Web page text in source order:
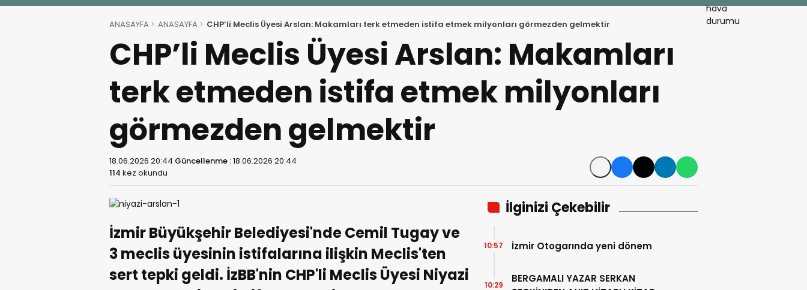
ANASAYFA ANASAYFA CHP’li Meclis Üyesi Arslan: Makamları terk etmeden istifa etmek milyonları görmezden gelmektir
CHP’li Meclis Üyesi Arslan: Makamları
terk etmeden istifa etmek milyonları
görmezden gelmektir
18.06.2026 20:44 Güncellenme :18.06.2026 20:44
114 kez okundu
İzmir Büyükşehir Belediyesi'nde Cemil Tugay ve
3 meclis üyesinin istifalarına ilişkin Meclis'ten
sert tepki geldi. İzBB'nin CHP'li Meclis Üyesi Niyazi
İlginizi Çekebilir
İzmir Otogarında yeni dönem
10:57
BERGAMALI YAZAR SERKAN
10:29